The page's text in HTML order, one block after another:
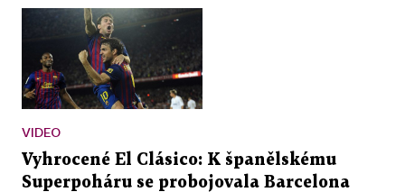
VIDEO
Vyhrocené El Clásico: K španělskému
Superpoháru se probojovala Barcelona